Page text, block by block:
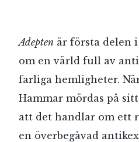
Adepten är första delen
om en värld full av
farliga hemligheter.
Hammar mördas på
att det handlar om ett
en överbegåvad